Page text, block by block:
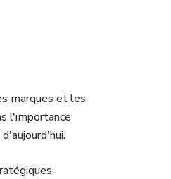
marques et les
l'importance